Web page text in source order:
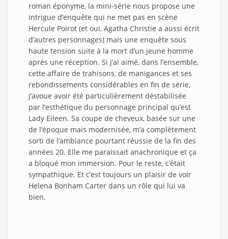
roman éponyme, la mini-série nous propose une
intrigue d’enquête qui ne met pas en scène
Hercule Poirot (et oui, Agatha Christie a aussi écrit
d’autres personnages) mais une enquête sous
haute tension suite à la mort d’un jeune homme
après une réception. Si j’ai aimé, dans l’ensemble,
cette affaire de trahisons, de manigances et ses
rebondissements considérables en fin de série,
j’avoue avoir été particulièrement déstabilisée
par l’esthétique du personnage principal qu’est
Lady Eileen. Sa coupe de cheveux, basée sur une
de l’époque mais modernisée, m’a complètement
sorti de l’ambiance pourtant réussie de la fin des
années 20. Elle me paraissait anachronique et ça
a bloqué mon immersion. Pour le reste, c’était
sympathique. Et c’est toujours un plaisir de voir
Helena Bonham Carter dans un rôle qui lui va
bien.